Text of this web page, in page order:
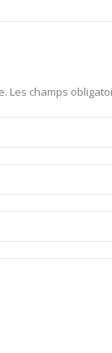
Les champs